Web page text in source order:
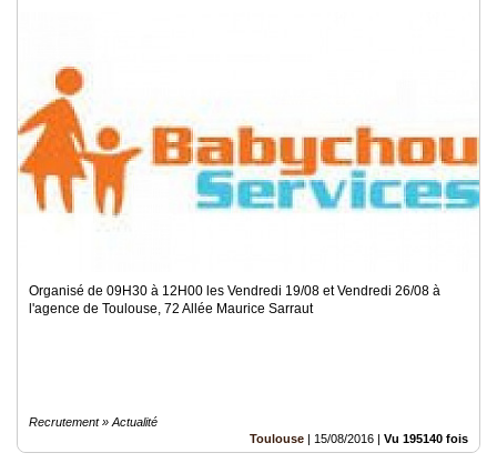
Organisé de 09H30 à 12H00 les Vendredi 19/08 et Vendredi 26/08 à
l'agence de Toulouse, 72 Allée Maurice Sarraut
Recrutement » Actualité
Toulouse | 15/08/2016 | Vu 195140 fois